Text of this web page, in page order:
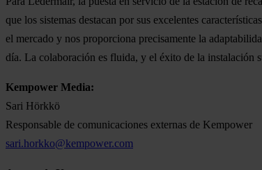
que los sistemas destacan por sus excelentes
el mercado y nos proporciona precisamente la
día. La colaboración es fluida, y el éxito de la instalación
Kempower Media:
Sari Hörkkö
Responsable de comunicaciones externas de Kempower
sari.horkko@kempower.com